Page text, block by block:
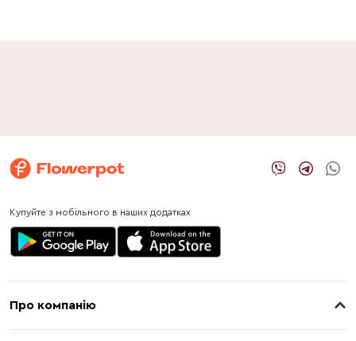
Купуйте з мобільного в наших додатках
Про компанію